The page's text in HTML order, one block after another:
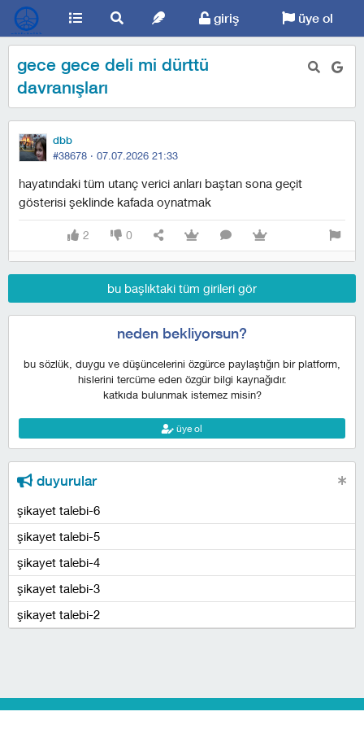
giriş üye ol
gece gece deli mi dürttü
davranışları
dbb
#38678 · 07.07.2026 21:33
hayatındaki tüm utanç verici anları baştan sona geçit
gösterisi şeklinde kafada oynatmak
2 0
bu başlıktaki tüm girileri gör
neden bekliyorsun?
bu sözlük, duygu ve düşüncelerini özgürce paylaştığın bir platform,
hislerini tercüme eden özgür bilgi kaynağıdır.
katkıda bulunmak istemez misin?
üye ol
duyurular
şikayet talebi-6
şikayet talebi-5
şikayet talebi-4
şikayet talebi-3
şikayet talebi-2